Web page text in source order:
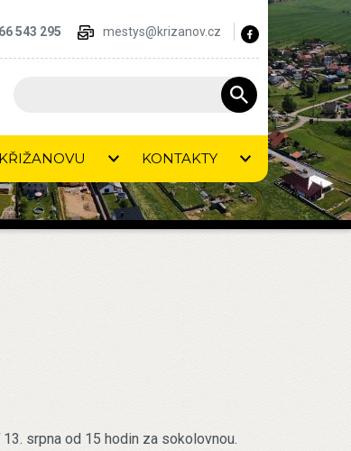
543 295 mestys@krizanov.cz
KONTAKTY
srpna od 15 hodin za sokolovnou.